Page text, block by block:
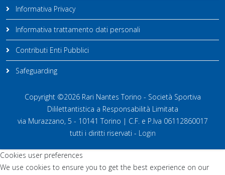
Informativa Privacy
Informativa trattamento dati personali
Contributi Enti Pubblici
Safeguarding
Copyright ©2026 Rari Nantes Torino - Società Sportiva
Dililettantistica a Responsabilità Limitata
via Murazzano, 5 - 10141 Torino | C.F. e P.Iva 06112860017
tutti i diritti riservati - Login
Cookies user preferences
We use cookies to ensure you to get the best experience on our